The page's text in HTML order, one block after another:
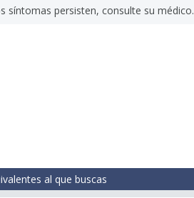
síntomas persisten, consulte su médico.
al que buscas